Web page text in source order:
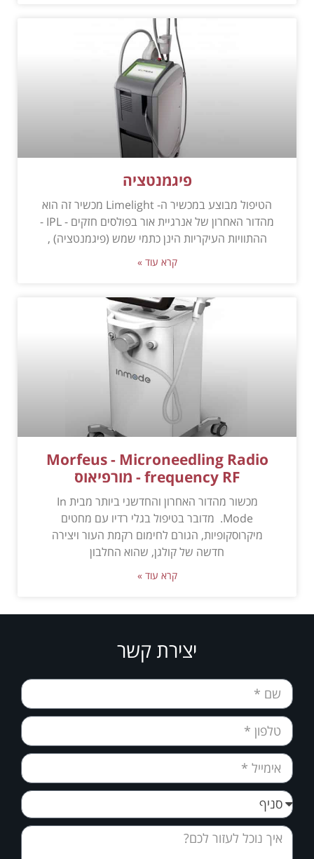
פיגמנטציה
הטיפול מבוצע במכשיר ה- Limelight מכשיר זה הוא
מהדור האחרון של אנרגיית אור בפולסים חזקים - IPL -
ההתוויות העיקריות הינן כתמי שמש (פיגמנטציה) ,
קרא עוד »
Morfeus - Microneedling Radio
frequency RF - מורפיאוס
מכשור מהדור האחרון והחדשני ביותר מבית In
Mode. מדובר בטיפול בגלי רדיו עם מחטים
מיקרוסקופיות, הגורם לחימום רקמת העור ויצירה
חדשה של קולגן, שהוא החלבון
קרא עוד »
יצירת קשר